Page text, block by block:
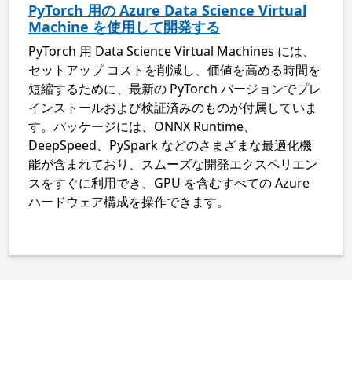
PyTorch 用の Azure Data Science Virtual
Machine を使用して開発する
PyTorch 用 Data Science Virtual Machines には、
セットアップ コストを削減し、価値を高める時間を
短縮するために、最新の PyTorch バージョンでプレ
インストールおよび検証済みのものが付属していま
す。パッケージには、ONNX Runtime、
DeepSpeed、PySpark などのさまざまな最適化機
能が含まれており、スムーズな開発エクスペリエン
スをすぐに利用でき、GPU を含むすべての Azure
ハードウェア構成を操作できます。